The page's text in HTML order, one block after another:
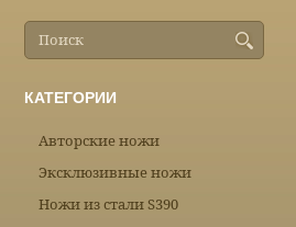
КАТЕГОРИИ
Авторские ножи
Эксклюзивные ножи
Ножи из стали S390